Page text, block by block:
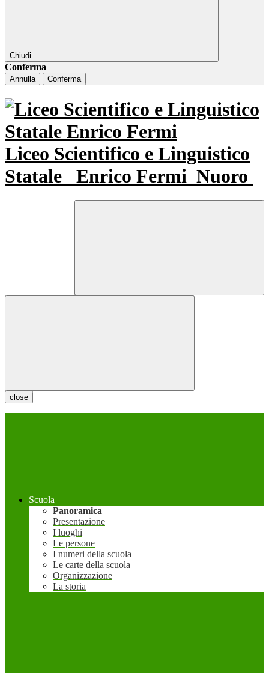
Chiudi
Conferma
Annulla Conferma
Liceo Scientifico e Linguistico
Statale
Enrico Fermi Nuoro
close
Scuola
Panoramica
Presentazione
I luoghi
Le persone
I numeri della scuola
Le carte della scuola
Organizzazione
La storia